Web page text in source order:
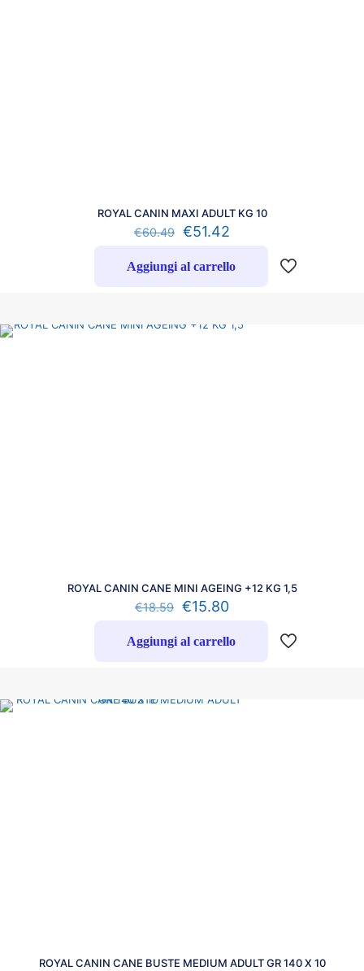
ROYAL CANIN MAXI ADULT KG 10
€60.49 €51.42
Aggiungi al carrello
ROYAL CANIN CANE MINI AGEING +12 KG 1,5
€18.59 €15.80
Aggiungi al carrello
ROYAL CANIN CANE BUSTE MEDIUM ADULT GR 140 X 10